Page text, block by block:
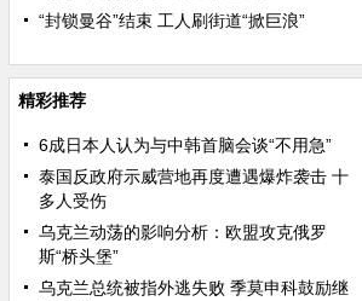
“封锁曼谷”结束 工人刷街道“掀巨浪”
精彩推荐
6成日本人认为与中韩首脑会谈“不用急”
泰国反政府示威营地再度遭遇爆炸袭击 十
多人受伤
乌克兰动荡的影响分析：欧盟攻克俄罗
斯“桥头堡”
乌克兰总统被指外逃失败 季莫申科鼓励继